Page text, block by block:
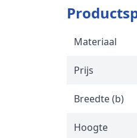
Materiaal
Prijs
Breedte (b)
Hoogte